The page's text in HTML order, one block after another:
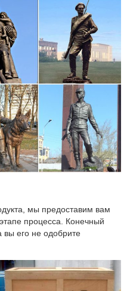
мы предоставим вам
процесса. Конечный
вы его не одобрите